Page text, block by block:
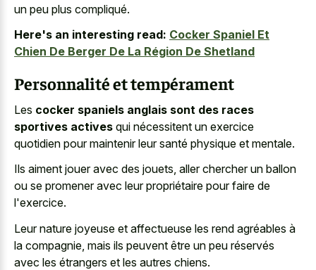
un peu plus compliqué.
Here's an interesting read: Cocker Spaniel Et
Chien De Berger De La Région De Shetland
Personnalité et tempérament
Les cocker spaniels anglais sont des races
sportives actives qui nécessitent un exercice
quotidien pour maintenir leur santé physique et mentale.
Ils aiment jouer avec des jouets, aller chercher un ballon
ou se promener avec leur propriétaire pour faire de
l'exercice.
Leur nature joyeuse et affectueuse les rend agréables à
la compagnie, mais ils peuvent être un peu réservés
avec les étrangers et les autres chiens.